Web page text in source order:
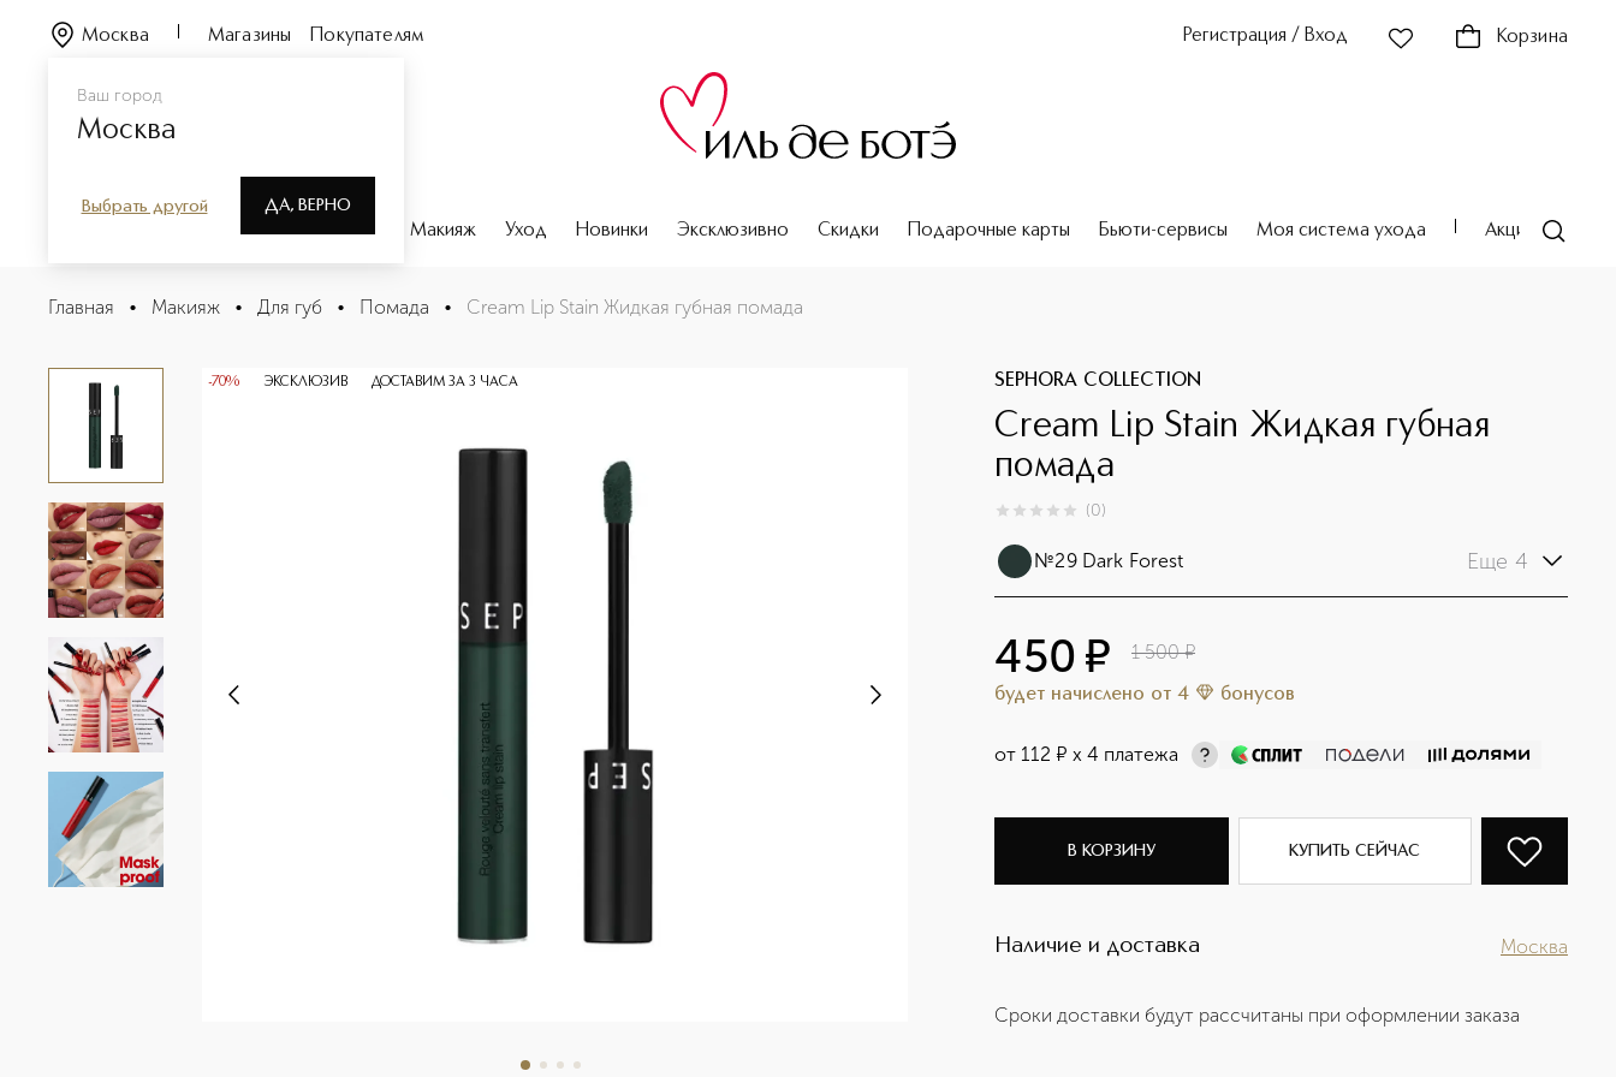
Ваш город
Москва
Выбрать другой ДА, ВЕРНО
Москва Магазины Покупателям Регистрация / Вход Корзина
Парфюмерия Макияж Уход Новинки Эксклюзивно Скидки Подарочные карты Бьюти-сервисы Моя система ухода Акции
Cream Lip Stain Жидкая губная помада
Описание
Главная • Макияж • Для губ • Помада • Cream Lip Stain Жидкая губная помада
-70% ЭКСКЛЮЗИВ ДОСТАВИМ ЗА 3 ЧАСА SEPHORA COLLECTION
Cream Lip Stain Жидкая губная
помада
0из 0 (0)
№29 Dark Forest Еще 4
450 ¤ 1 500 ¤
будет начислено от 4 бонусов
от 112 ¤ х 4 платежа
В КОРЗИНУ КУПИТЬ СЕЙЧАС
Наличие и доставка Москва
Сроки доставки будут рассчитаны при оформлении заказа